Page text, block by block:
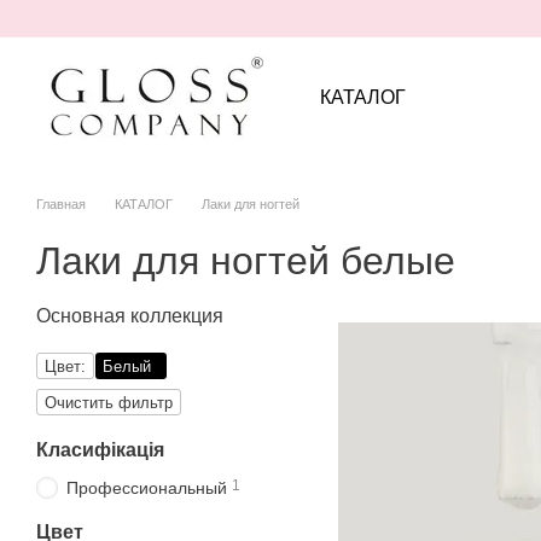
КАТАЛОГ
Главная КАТАЛОГ Лаки для ногтей
Лаки для ногтей белые
Основная коллекция
Цвет:
Белый
Очистить фильтр
Класифікація
Профессиональный 1
Цвет